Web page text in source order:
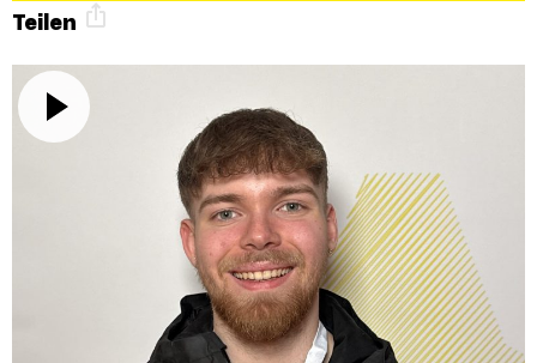
Teilen